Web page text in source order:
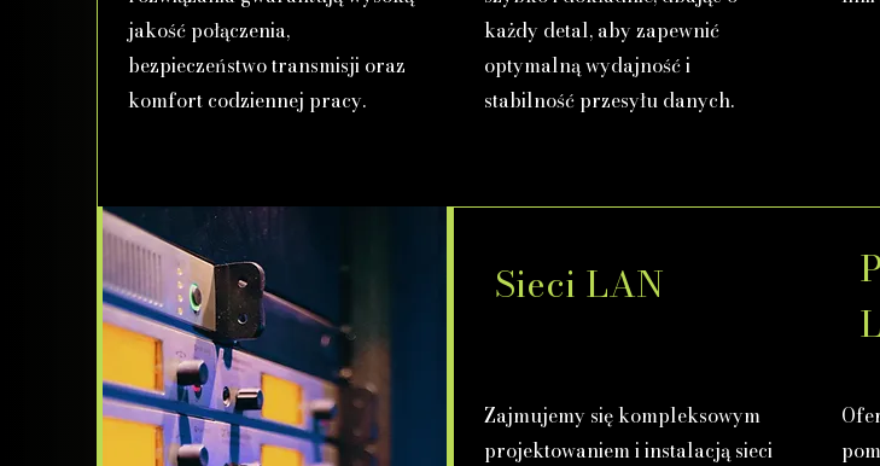
jakość połączenia,
bezpieczeństwo transmisji oraz
komfort codziennej pracy.
każdy detal, aby zapewnić
optymalną wydajność i
stabilność przesyłu danych.
Sieci LAN
Zajmujemy się kompleksowym
projektowaniem i instalacją sieci